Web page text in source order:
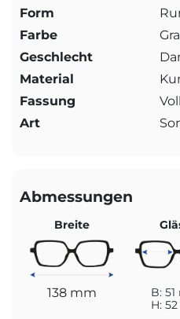
Form
Farbe
Geschlecht
Material
Fassung
Art
Abmessungen
Breite
138 mm
B:
H: